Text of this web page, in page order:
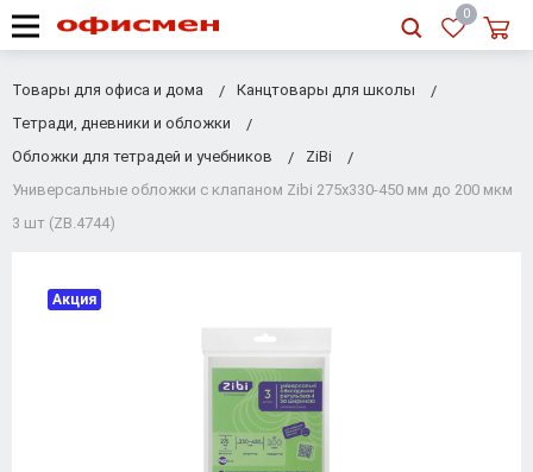
RU
0
Товары для офиса и дома
Канцтовары для школы
Тетради, дневники и обложки
Обложки для тетрадей и учебников
ZiBi
Универсальные обложки с клапаном Zibi 275х330-450 мм до 200 мкм
3 шт (ZB.4744)
Акция